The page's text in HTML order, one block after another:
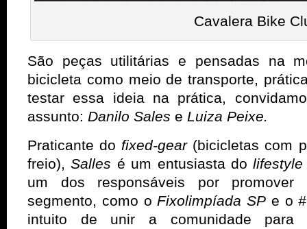
Cavalera Bike
São peças utilitárias e pensadas na
bicicleta como meio de transporte,
testar essa ideia na prática,
assunto: Danilo Sales e Luiza Peixe.
Praticante do fixed-gear (bicicletas com
freio),Salles é um entusiasta do
um dos responsáveis por promover
segmento, como o Fixolimpíada SP e o
intuito de unir a comunidade para